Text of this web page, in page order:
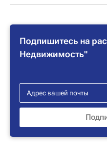
Подпишитесь на
Недвижимость"